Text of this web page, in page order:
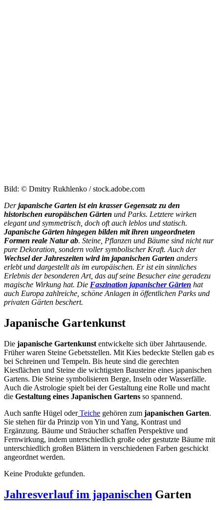
Bild: © Dmitry Rukhlenko / stock.adobe.com
Derjapanische Garten ist ein krasser Gegensatz zu den
historischen europäischen Gärten und Parks. Letztere wirken
elegant und symmetrisch, doch oft auch leblos und statisch.
Japanische Gärten hingegen bilden mit ihren ungeordneten
Formen reale Natur ab. Steine, Pflanzen und Bäume sind nicht nur
pure Dekoration, sondern voller symbolischer Kraft. Auch der
Wechsel der Jahreszeiten wird im japanischen Garten anders
erlebt und dargestellt als im europäischen. Er ist ein sinnliches
Erlebnis der besonderen Art, das auf seine Besucher eine geradezu
magische Wirkung hat. Die Faszination japanischer Gärten hat
auch Europa zahlreiche, schöne Anlagen in öffentlichen Parks und
privaten Gärten beschert.
Japanische Gartenkunst
Die japanische Gartenkunst entwickelte sich über Jahrtausende.
Früher waren Steine Gebetsstellen. Mit Kies bedeckte Stellen gab es
bei Schreinen und Tempeln. Bis heute sind die gerechten
Kiesflächen und Steine die wichtigsten Bausteine eines japanischen
Gartens. Die Steine symbolisieren Berge, Inseln oder Wasserfälle.
Auch die Astrologie spielt bei der Gestaltung eine Rolle und macht
die Gestaltung eines Japanischen Gartens so spannend.
Auch sanfte Hügel oderTeiche gehören zum japanischen Garten.
Sie stehen für da Prinzip von Yin und Yang, Kontrast und
Ergänzung. Bäume und Sträucher schaffen Perspektive und
Fernwirkung, indem unterschiedlich große oder gestutzte Bäume mit
unterschiedlich großen Blättern in verschiedenen Farben geschickt
angeordnet werden.
Keine Produkte gefunden.
Jahresverlauf im japanischen Garten